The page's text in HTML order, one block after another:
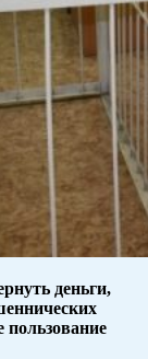
деньги,
пользование